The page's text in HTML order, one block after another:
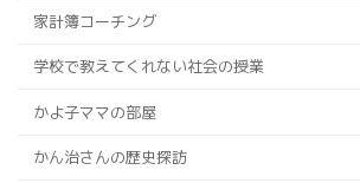
家計簿コーチング
学校で教えてくれない社会の授業
かよ子ママの部屋
かん治さんの歴史探訪